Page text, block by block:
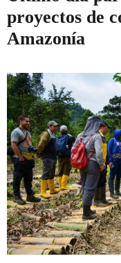
proyectos de
Amazonía